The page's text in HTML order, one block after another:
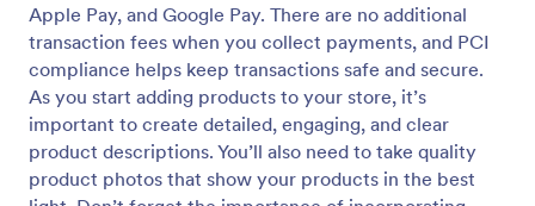
Apple Pay, and Google Pay. There are no additional
transaction fees when you collect payments, and PCI
compliance helps keep transactions safe and secure.
As you start adding products to your store, it’s
important to create detailed, engaging, and clear
product descriptions. You’ll also need to take quality
product photos that show your products in the best